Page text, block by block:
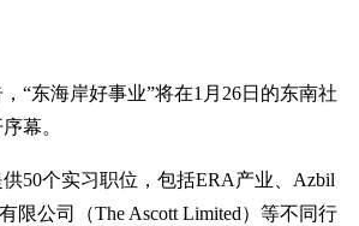
“东海岸好事业”将在1月26日的东南社
幕。
50个实习职位，包括ERA产业、Azbil
限公司（The Ascott Limited）等不同行